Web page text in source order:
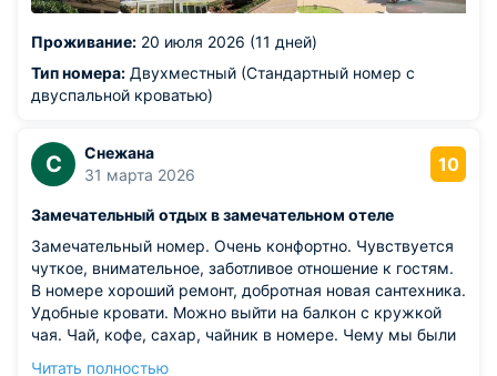
Проживание: 20 июля 2026 (11 дней)
Тип номера: Двухместный (Стандартный номер с
двуспальной кроватью)
С
Снежана
31 марта 2026
10
Замечательный отдых в замечательном отеле
Замечательный номер. Очень конфортно. Чувствуется
чуткое, внимательное, заботливое отношение к гостям.
В номере хороший ремонт, добротная новая сантехника.
Удобные кровати. Можно выйти на балкон с кружкой
чая. Чай, кофе, сахар, чайник в номере. Чему мы были
Читать полностью